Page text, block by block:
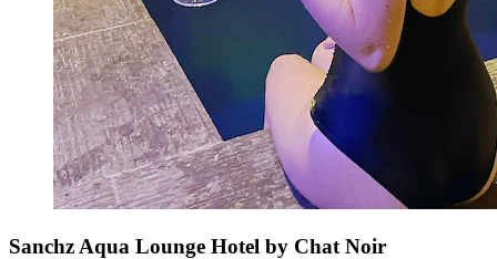
Sanchz Aqua Lounge Hotel by Chat Noir